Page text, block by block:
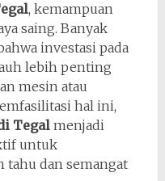
, kemampuan
saing. Banyak
investasi pada
lebih penting
mesin atau
hal ini,
Tegalmenjadi
untuk
dan semangat